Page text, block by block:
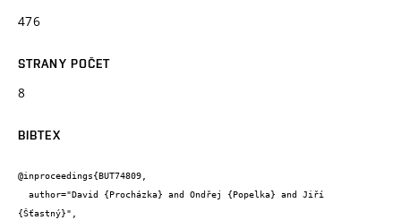
476
STRANY POČET
8
BIBTEX
@inproceedings{BUT74809,
{Šťastný}",